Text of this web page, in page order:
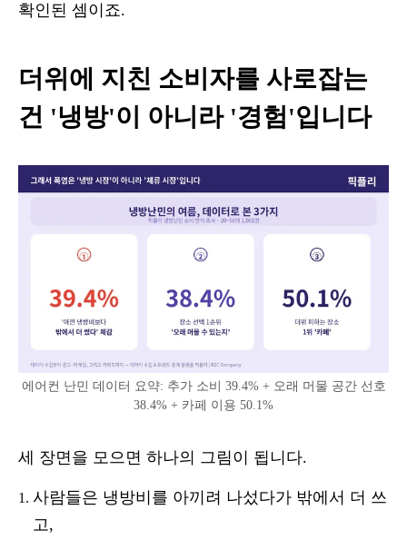
확인된 셈이죠.
더위에 지친 소비자를 사로잡는
건 '냉방'이 아니라 '경험'입니다
에어컨 난민 데이터 요약: 추가 소비 39.4% + 오래 머물 공간 선호
38.4% + 카페 이용 50.1%
세 장면을 모으면 하나의 그림이 됩니다.
사람들은 냉방비를 아끼려 나섰다가 밖에서 더 쓰
고,